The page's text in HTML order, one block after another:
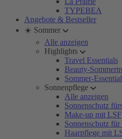
TYPEBEA
Angebote & Bestseller
☀️ Sommer
Alle anzeigen
Highlights
Travel Essentials
Beauty-
Sommer-
Sonnenpflege
Alle anzeigen
Sonnenschutz
Make-up mit LSF
Sonnenschutz
Haarpflege mit